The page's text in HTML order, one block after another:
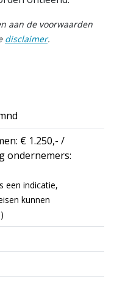
aan de voorwaarden
disclaimer.
€ 1.250,- /
ondernemers:
een indicatie,
kunnen